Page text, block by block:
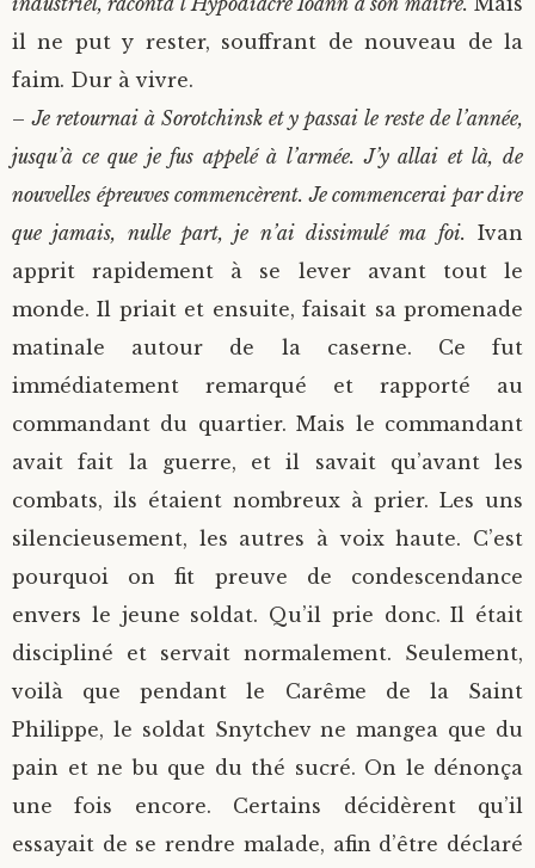
il ne put y rester, souffrant de nouveau de la
faim. Dur à vivre.
–Je retournai à Sorotchinsk et y passai le reste de l’année,
jusqu’à ce que je fus appelé à l’armée. J’y allai et là, de
nouvelles épreuves commencèrent. Je commencerai par dire
que jamais, nulle part, je n’ai dissimulé ma foi. Ivan
apprit rapidement à se lever avant tout le
monde. Il priait et ensuite, faisait sa promenade
matinale autour de la caserne. Ce fut
immédiatement remarqué et rapporté au
commandant du quartier. Mais le commandant
avait fait la guerre, et il savait qu’avant les
combats, ils étaient nombreux à prier. Les uns
silencieusement, les autres à voix haute. C’est
pourquoi on fit preuve de condescendance
envers le jeune soldat. Qu’il prie donc. Il était
discipliné et servait normalement. Seulement,
voilà que pendant le Carême de la Saint
Philippe, le soldat Snytchev ne mangea que du
pain et ne bu que du thé sucré. On le dénonça
une fois encore. Certains décidèrent qu’il
essayait de se rendre malade, afin d’être déclaré